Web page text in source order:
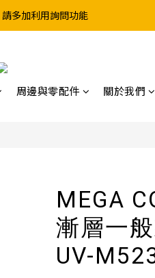
490 享免運優惠
，請先致電詢問庫存
490 享免運優惠
周邊與零配件 關於我們
MEGA
漸層一
UV-